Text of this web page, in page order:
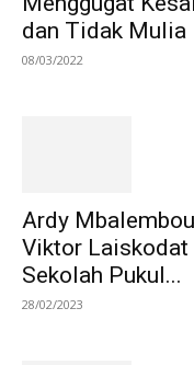
dan Tidak Mulia
08/03/2022
Ardy
Viktor Laiskodat
Sekolah Pukul...
28/02/2023